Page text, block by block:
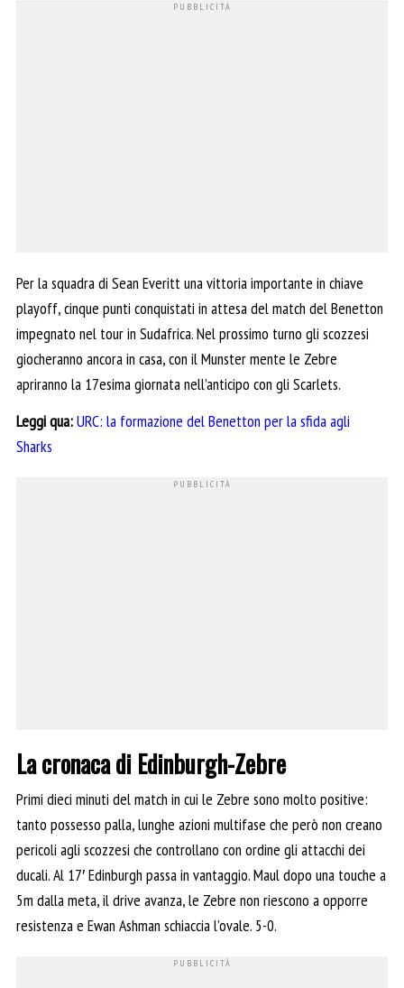
Per la squadra di Sean Everitt una vittoria importante in chiave
playoff, cinque punti conquistati in attesa del match del Benetton
impegnato nel tour in Sudafrica. Nel prossimo turno gli scozzesi
giocheranno ancora in casa, con il Munster mente le Zebre
apriranno la 17esima giornata nell’anticipo con gli Scarlets.
Leggi qua:URC: la formazione del Benetton per la sfida agli
Sharks
La cronaca di Edinburgh-Zebre
Primi dieci minuti del match in cui le Zebre sono molto positive:
tanto possesso palla, lunghe azioni multifase che però non creano
pericoli agli scozzesi che controllano con ordine gli attacchi dei
ducali. Al 17′ Edinburgh passa in vantaggio. Maul dopo una touche a
5m dalla meta, il drive avanza, le Zebre non riescono a opporre
resistenza e Ewan Ashman schiaccia l’ovale. 5-0.